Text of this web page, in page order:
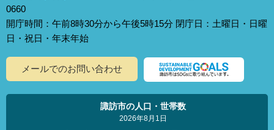
0660
開庁時間：午前8時30分から午後5時15分 閉庁日：土曜日・日曜
日・祝日・年末年始
メールでのお問い合わせ
諏訪市の人口・世帯数
2026年8月1日